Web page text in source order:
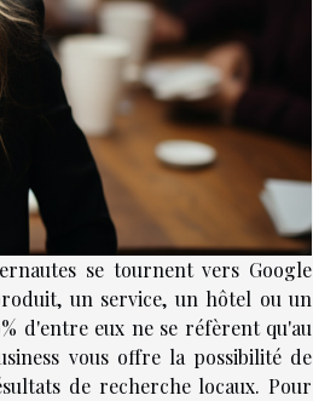
se tournent vers Google
un service, un hôtel ou un
d'entre eux ne se réfèrent qu'au
vous offre la possibilité de
de recherche locaux. Pour